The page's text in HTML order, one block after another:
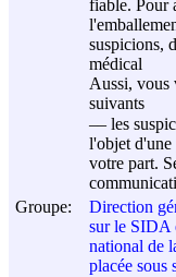
fiable. Pour
suspicions,
médical
Aussi, vous
suivants
–– les
l'objet d'une
votre part.
Groupe:
Direction
sur le SIDA
national de
placée sous